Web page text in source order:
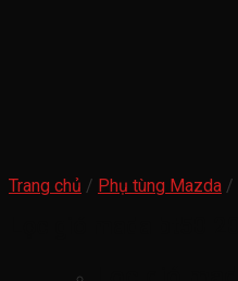
Trang chủ / Phụ tùng Mazda /